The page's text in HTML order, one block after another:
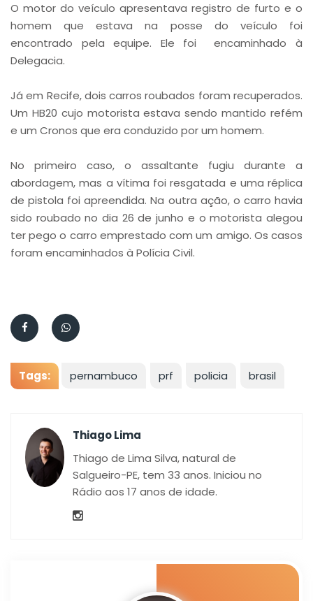
O motor do veículo apresentava registro de furto e o
homem que estava na posse do veículo foi
encontrado pela equipe. Ele foi encaminhado à
Delegacia.
Já em Recife, dois carros roubados foram recuperados.
Um HB20 cujo motorista estava sendo mantido refém
e um Cronos que era conduzido por um homem.
No primeiro caso, o assaltante fugiu durante a
abordagem, mas a vítima foi resgatada e uma réplica
de pistola foi apreendida. Na outra ação, o carro havia
sido roubado no dia 26 de junho e o motorista alegou
ter pego o carro emprestado com um amigo. Os casos
foram encaminhados à Polícia Civil.
Tags: pernambuco prf policia brasil
Thiago Lima
Thiago de Lima Silva, natural de
Salgueiro-PE, tem 33 anos. Iniciou no
Rádio aos 17 anos de idade.